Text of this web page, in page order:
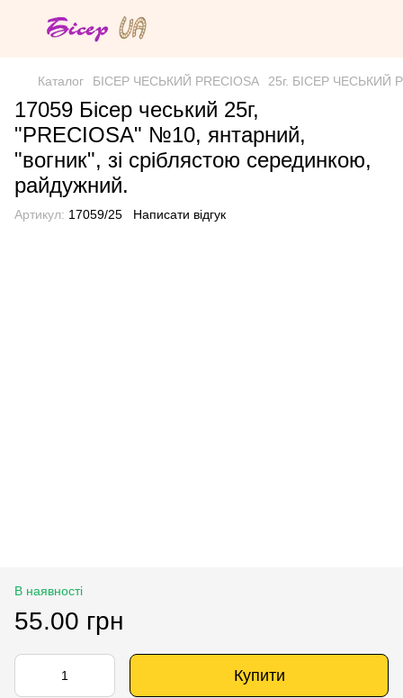
Каталог БІСЕР ЧЕСЬКИЙ PRECIOSA 25г. БІСЕР ЧЕСЬКИЙ
17059 Бісер чеський 25г,
"PRECIOSA" №10, янтарний,
"вогник", зі сріблястою серединкою,
райдужний.
Артикул: 17059/25 Написати відгук
В наявності
55.00 грн
Купити